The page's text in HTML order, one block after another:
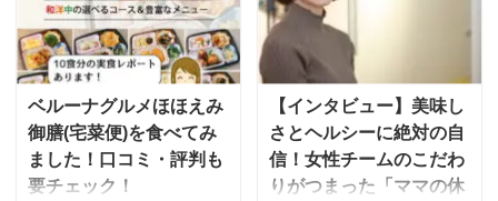
ると思い、スーパーが遠
くて自転車でないと行け
ない場所に住んでいる私
は心配していました。 そ
んな時、宅配野菜がある
ということを知り、利用
してみることに。
しい宅配寿司の形として
注目されています。 この
冷凍寿司ですが、株式会
社テクニカンの開発した
「凍眠」という技術をも
とに、神奈川県で宅配寿
司を提供している「海の
ベルーナグルメほほえみ
御膳(宅菜便)を食べてみ
ました！口コミ・評判も
要チェック！
【インタビュー】美味し
さとヘルシーに絶対の自
信！女性チームのこだわ
りがつまった「ママの休